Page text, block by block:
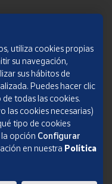
S.A., S.M.E. Todos los derechos
utiliza cookies propias
su navegación,
sus hábitos de
Puedes hacer clic
todas las cookies.
las cookies necesarias)
tipo de cookies
opción Configurar
en nuestra Política